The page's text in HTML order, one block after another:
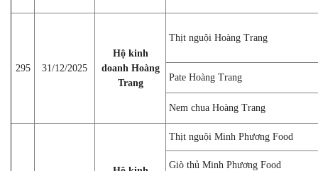
295 31/12/2025
Hộ kinh
doanh Hoàng
Trang
Thịt nguội Hoàng Trang
Pate Hoàng Trang
Nem chua Hoàng Trang
Thịt nguội Minh Phương Food
Giò thủ Minh Phương Food